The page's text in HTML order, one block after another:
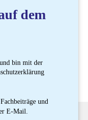
dem
bin mit der
und
E-Mail.